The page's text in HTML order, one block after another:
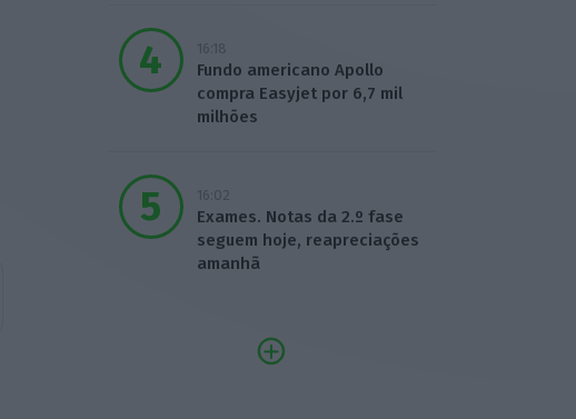
16:18
Fundo americano Apollo
compra Easyjet por 6,7 mil
milhões
16:02
Exames. Notas da 2.º fase
seguem hoje, reapreciações
amanhã